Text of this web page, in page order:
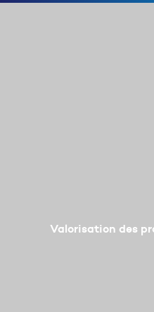
Valorisation des